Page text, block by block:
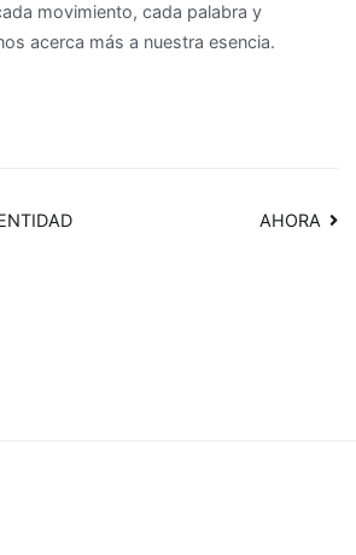
movimiento, cada palabra y
acerca más a nuestra esencia.
AHORA